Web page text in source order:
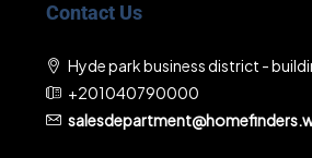
Contact Us
Hyde park business district -
+201040790000